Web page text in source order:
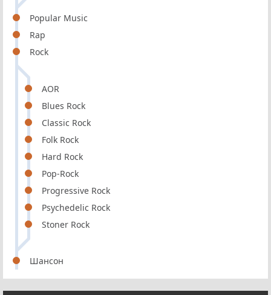
Popular Music
Rap
Rock
AOR
Blues Rock
Classic Rock
Folk Rock
Hard Rock
Pop-Rock
Progressive Rock
Psychedelic Rock
Stoner Rock
Шансон